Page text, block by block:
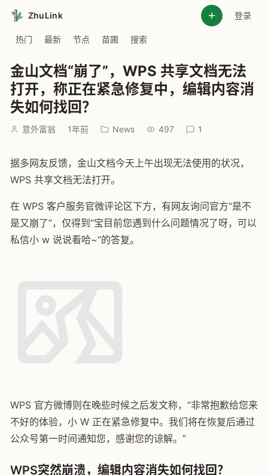
ZhuLink 登录
热门 最新 节点 苗圃 搜索
金山文档“崩了”，WPS 共享文档无法
打开，称正在紧急修复中，编辑内容消
失如何找回？
意外富翁 · 1年前 · News · 497 · 1
据多网友反馈，金山文档今天上午出现无法使用的状况，
WPS 共享文档无法打开。
在 WPS 客户服务官微评论区下方，有网友询问官方“是不
是又崩了”，仅得到“宝目前您遇到什么问题情况了呀，可以
私信小 w 说说看哈~”的答复。
WPS 官方微博则在晚些时候之后发文称，“非常抱歉给您来
不好的体验，小 W 正在紧急修复中。我们将在恢复后通过
公众号第一时间通知您，感谢您的谅解。”
WPS突然崩溃，编辑内容消失如何找回？